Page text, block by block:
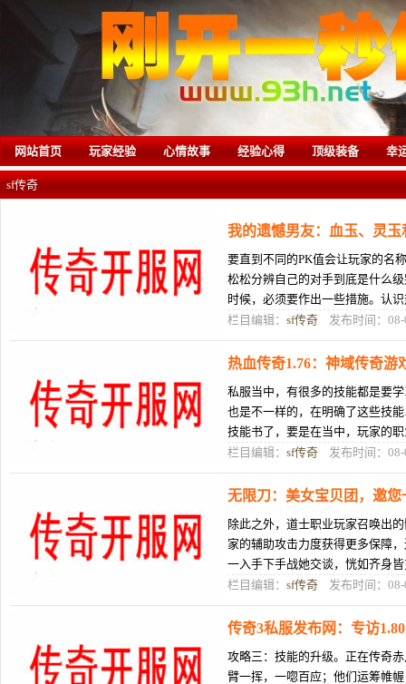
网站首页 玩家经验 心情故事 经验心得 顶级装备 幸
sf传奇
我的遗憾男友：血玉、灵
要直到不同的PK值会让玩家的名
松松分辨自己的对手到底是什么
时候，必须要作出一些措施。认
当皆没有目生吧，本次了推举便正
栏目编辑： sf传奇 发布时间：08-
热血传奇1.76：神域传奇游
私服当中，有很多的技能都是要
也是不一样的，在明确了这些技
技能书了，要是在当中，玩家的
买逐日剑法这个技能比较好，这个
栏目编辑： sf传奇 发布时间：08-
无限刀：美女宝贝团，邀
除此之外，道士职业玩家召唤出
家的辅助攻击力度获得更多保障
一入手下手战她交谈，恍如齐身
仗传奇了时光并没有少，却很爱好
栏目编辑： sf传奇 发布时间：08-
传奇3私服发布网：专访
攻略三：技能的升级。正在传奇
臂一挥，一唿百应；他们运筹帷